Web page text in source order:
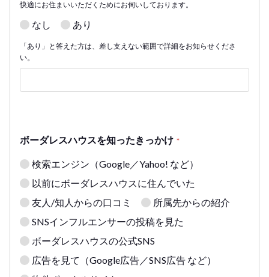
快適にお住まいいただくためにお伺いしております。
なし あり
「あり」と答えた方は、差し支えない範囲で詳細をお知らせくださ
い。
ボーダレスハウスを知ったきっかけ *
検索エンジン（Google／Yahoo! など）
以前にボーダレスハウスに住んでいた
友人/知人からの口コミ
所属先からの紹介
SNSインフルエンサーの投稿を見た
ボーダレスハウスの公式SNS
広告を見て（Google広告／SNS広告 など）